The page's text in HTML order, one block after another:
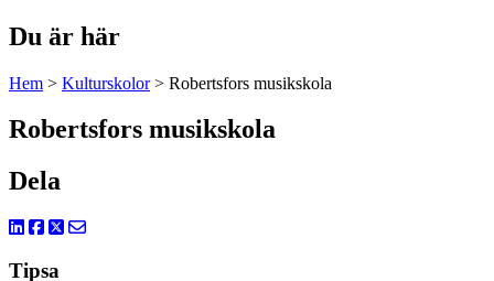
Du är här
Hem > Kulturskolor> Robertsfors musikskola
Robertsfors musikskola
Dela
Tipsa